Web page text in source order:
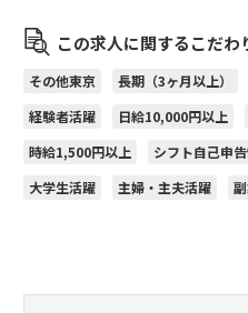
この求人に関するこだわ
その他東京 長期（3ヶ月以上）
経験者活躍
日給10,000円以上
時給1,500円以上
シフト自己申
大学生活躍
主婦・主夫活躍